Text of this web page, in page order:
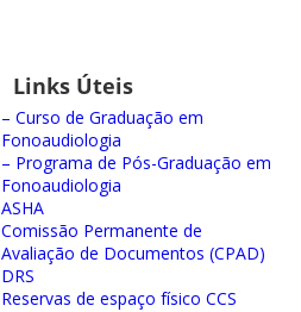
Links Úteis
– Curso de Graduação em
Fonoaudiologia
– Programa de Pós-Graduação em
Fonoaudiologia
ASHA
Comissão Permanente de
Avaliação de Documentos (CPAD)
DRS
Reservas de espaço físico CCS